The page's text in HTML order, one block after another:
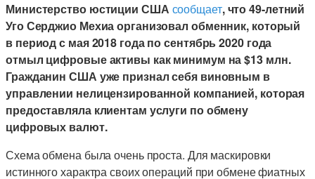
Министерство юстиции США сообщает, что 49-летний
Уго Серджио Мехиа организовал обменник, который
в период с мая 2018 года по сентябрь 2020 года
отмыл цифровые активы как минимум на $13 млн.
Гражданин США уже признал себя виновным в
управлении нелицензированной компанией, которая
предоставляла клиентам услуги по обмену
цифровых валют.
Схема обмена была очень проста. Для маскировки
истинного характра своих операций при обмене фиатных